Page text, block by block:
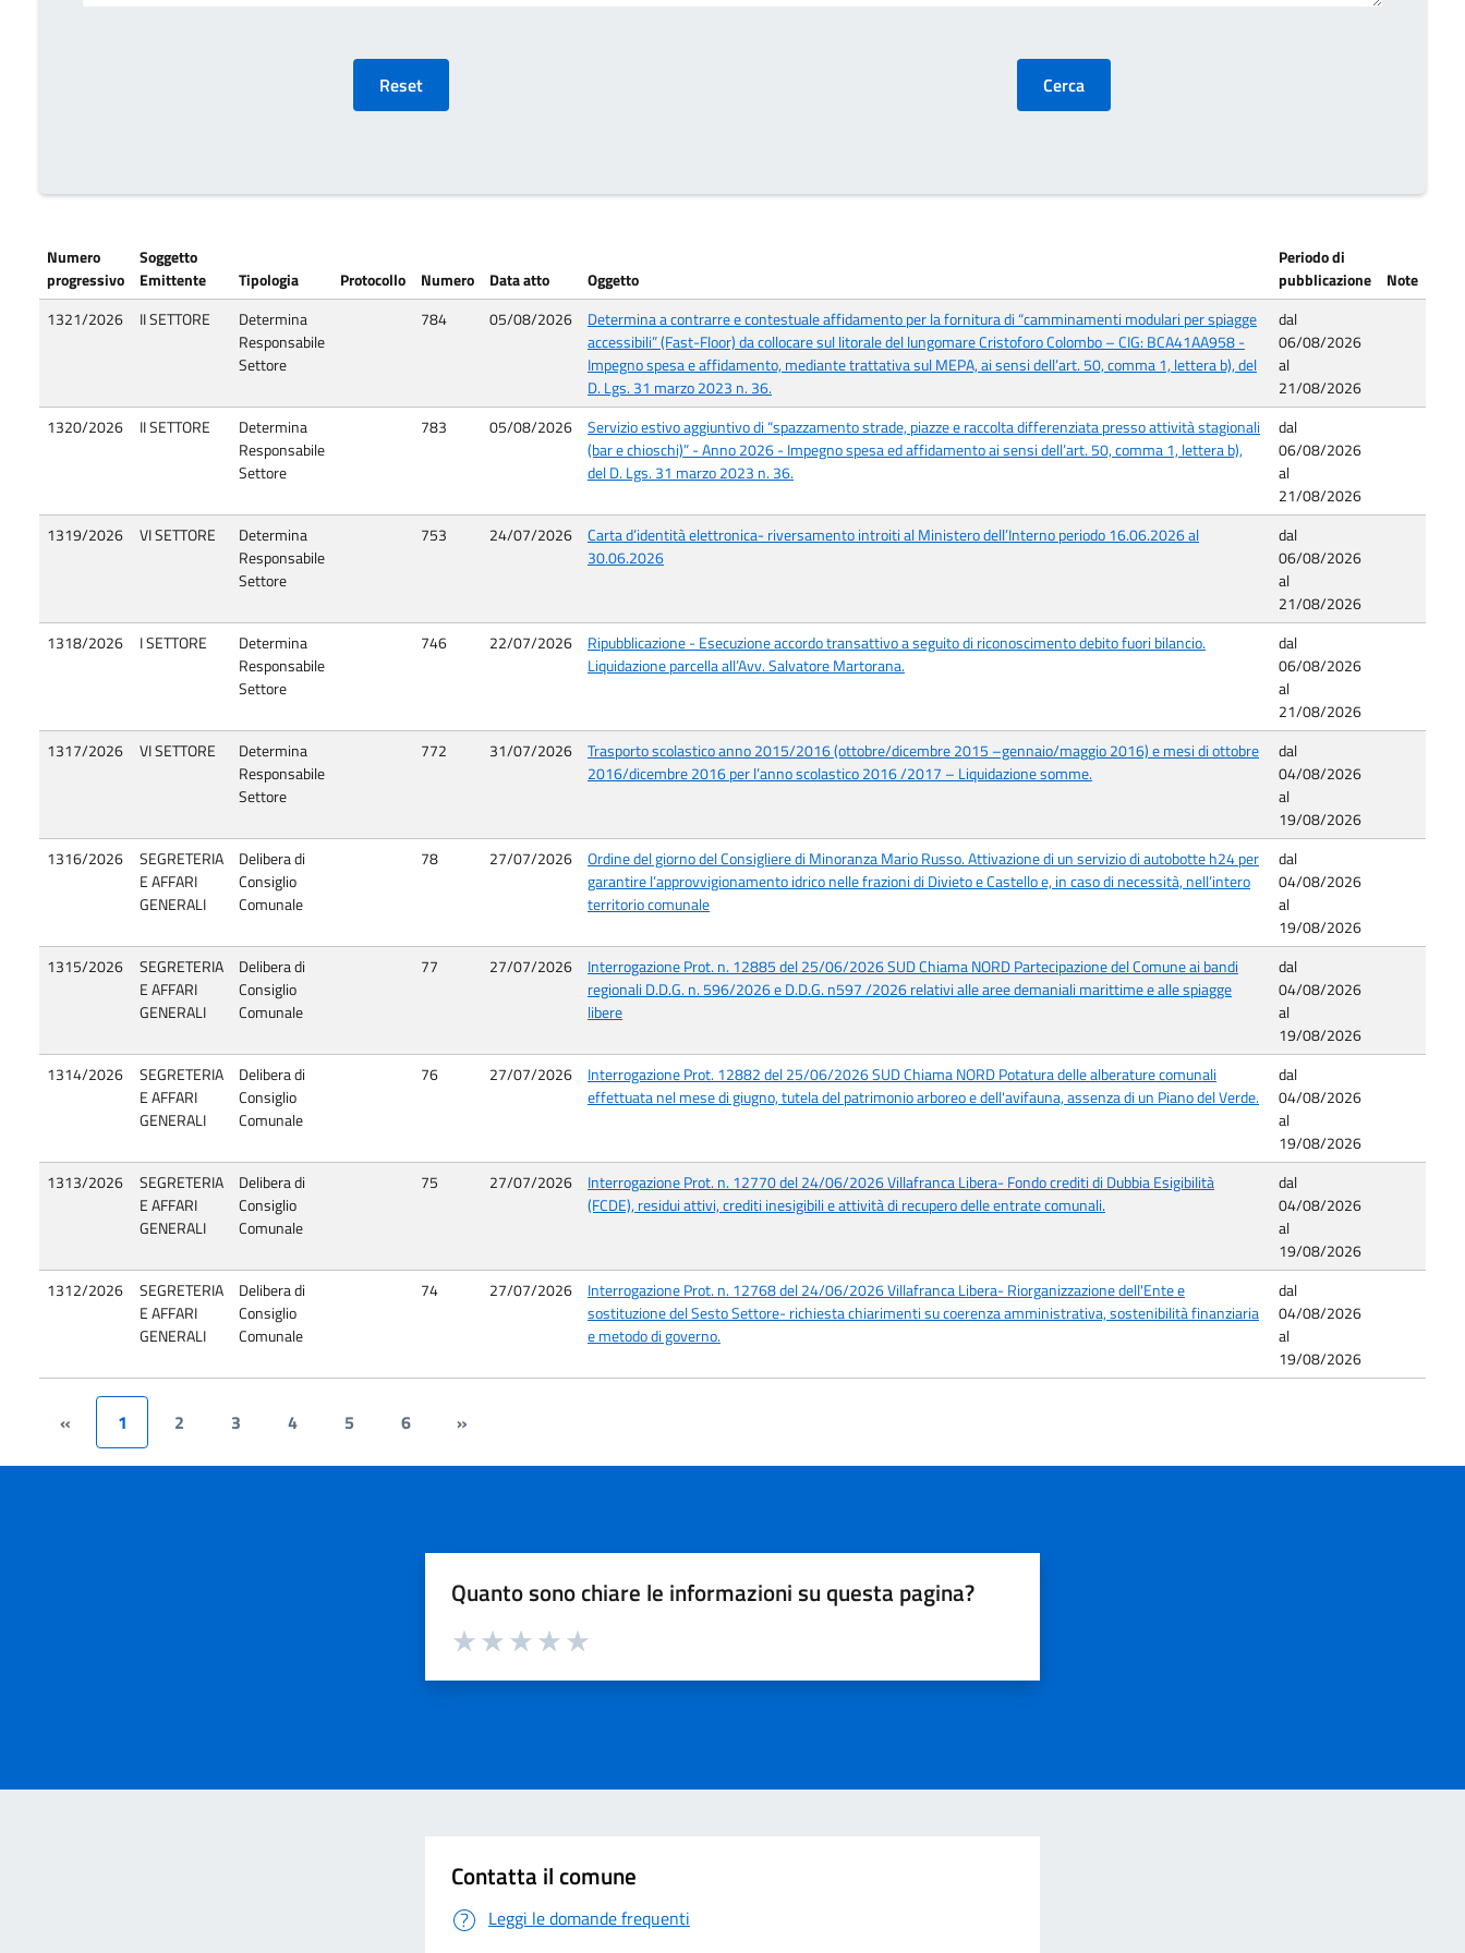
Numero
progressivo
Soggetto
Emittente
Tipologia Protocollo Numero Data atto Oggetto
Periodo di
pubblicazione
Note
1321/2026
II SETTORE
Determina
Responsabile
Settore
784 05/08/2026
Determina a contrarre e contestuale affidamento per la fornitura di “camminamenti modulari per spiagge
accessibili” (Fast-Floor) da collocare sul litorale del lungomare Cristoforo Colombo – CIG: BCA41AA958 -
Impegno spesa e affidamento, mediante trattativa sul MEPA, ai sensi dell’art. 50, comma 1, lettera b), del
D. Lgs. 31 marzo 2023 n. 36.
dal
06/08/2026
al
21/08/2026
1320/2026
II SETTORE
Determina
Responsabile
Settore
783 05/08/2026
Servizio estivo aggiuntivo di “spazzamento strade, piazze e raccolta differenziata presso attività stagionali
(bar e chioschi)” - Anno 2026 - Impegno spesa ed affidamento ai sensi dell’art. 50, comma 1, lettera b),
del D. Lgs. 31 marzo 2023 n. 36.
dal
06/08/2026
al
21/08/2026
1319/2026
VI SETTORE
Determina
Responsabile
Settore
753 24/07/2026
Carta d’identità elettronica- riversamento introiti al Ministero dell’Interno periodo 16.06.2026 al
30.06.2026
dal
06/08/2026
al
21/08/2026
1318/2026
I SETTORE
Determina
Responsabile
Settore
746 22/07/2026
Ripubblicazione - Esecuzione accordo transattivo a seguito di riconoscimento debito fuori bilancio.
Liquidazione parcella all’Avv. Salvatore Martorana.
dal
06/08/2026
al
21/08/2026
1317/2026
VI SETTORE
Determina
Responsabile
Settore
772 31/07/2026
Trasporto scolastico anno 2015/2016 (ottobre/dicembre 2015 –gennaio/maggio 2016) e mesi di ottobre
2016/dicembre 2016 per l’anno scolastico 2016 /2017 – Liquidazione somme.
dal
04/08/2026
al
19/08/2026
1316/2026
SEGRETERIA
E AFFARI
GENERALI
Delibera di
Consiglio
Comunale
78 27/07/2026
Ordine del giorno del Consigliere di Minoranza Mario Russo. Attivazione di un servizio di autobotte h24 per
garantire l’approvvigionamento idrico nelle frazioni di Divieto e Castello e, in caso di necessità, nell’intero
territorio comunale
dal
04/08/2026
al
19/08/2026
1315/2026
SEGRETERIA
E AFFARI
GENERALI
Delibera di
Consiglio
Comunale
77 27/07/2026
Interrogazione Prot. n. 12885 del 25/06/2026 SUD Chiama NORD Partecipazione del Comune ai bandi
regionali D.D.G. n. 596/2026 e D.D.G. n597 /2026 relativi alle aree demaniali marittime e alle spiagge
libere
dal
04/08/2026
al
19/08/2026
1314/2026
SEGRETERIA
E AFFARI
GENERALI
Delibera di
Consiglio
Comunale
76 27/07/2026
Interrogazione Prot. 12882 del 25/06/2026 SUD Chiama NORD Potatura delle alberature comunali
effettuata nel mese di giugno, tutela del patrimonio arboreo e dell'avifauna, assenza di un Piano del Verde.
dal
04/08/2026
al
19/08/2026
1313/2026
SEGRETERIA
E AFFARI
GENERALI
Delibera di
Consiglio
Comunale
75 27/07/2026
Interrogazione Prot. n. 12770 del 24/06/2026 Villafranca Libera- Fondo crediti di Dubbia Esigibilità
(FCDE), residui attivi, crediti inesigibili e attività di recupero delle entrate comunali.
dal
04/08/2026
al
19/08/2026
1312/2026
SEGRETERIA
E AFFARI
GENERALI
Delibera di
Consiglio
Comunale
74 27/07/2026
Interrogazione Prot. n. 12768 del 24/06/2026 Villafranca Libera- Riorganizzazione dell'Ente e
sostituzione del Sesto Settore- richiesta chiarimenti su coerenza amministrativa, sostenibilità finanziaria
e metodo di governo.
dal
04/08/2026
al
19/08/2026
« 1
(current)
2 3 4 5 6 »
Quanto sono chiare le informazioni su questa pagina?
Contatta il comune
Leggi le domande frequenti